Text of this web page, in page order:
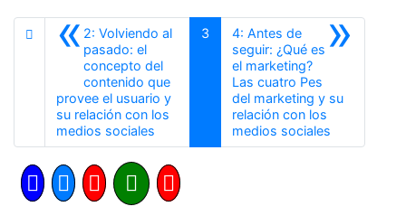
«2: Volviendo al
pasado: el
concepto del
contenido que
provee el usuario y
su relación con los
medios sociales
3 »
4: Antes de
seguir: ¿Qué es
el marketing?
Las cuatro Pes
del marketing y su
relación con los
medios sociales